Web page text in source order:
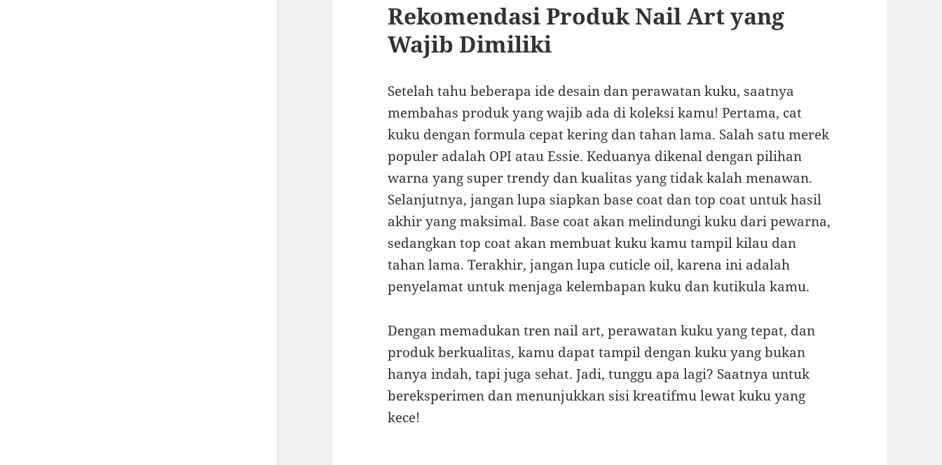
Rekomendasi Produk Nail Art yang
Wajib Dimiliki
Setelah tahu beberapa ide desain dan perawatan kuku, saatnya
membahas produk yang wajib ada di koleksi kamu! Pertama, cat
kuku dengan formula cepat kering dan tahan lama. Salah satu merek
populer adalah OPI atau Essie. Keduanya dikenal dengan pilihan
warna yang super trendy dan kualitas yang tidak kalah menawan.
Selanjutnya, jangan lupa siapkan base coat dan top coat untuk hasil
akhir yang maksimal. Base coat akan melindungi kuku dari pewarna,
sedangkan top coat akan membuat kuku kamu tampil kilau dan
tahan lama. Terakhir, jangan lupa cuticle oil, karena ini adalah
penyelamat untuk menjaga kelembapan kuku dan kutikula kamu.
Dengan memadukan tren nail art, perawatan kuku yang tepat, dan
produk berkualitas, kamu dapat tampil dengan kuku yang bukan
hanya indah, tapi juga sehat. Jadi, tunggu apa lagi? Saatnya untuk
bereksperimen dan menunjukkan sisi kreatifmu lewat kuku yang
kece!